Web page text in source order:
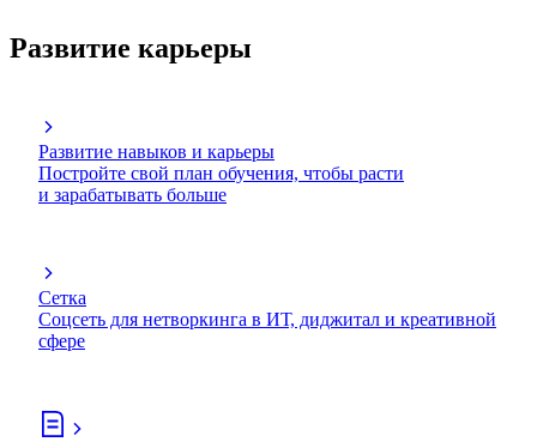
Развитие карьеры
Развитие навыков и карьеры
Постройте свой план обучения, чтобы расти
и зарабатывать больше
Сетка
Соцсеть для нетворкинга в ИТ, диджитал и креативной
сфере